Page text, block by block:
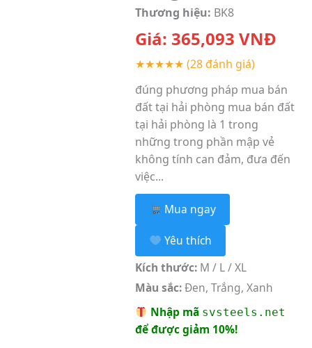
Thương hiệu: BK8
Giá: 365,093 VNĐ
★★★★★ (28 đánh giá)
đúng phương pháp mua bán
đất tại hải phòng mua bán đất
tại hải phòng là 1 trong
những trong phần mập vẻ
không tính can đảm, đưa đến
việc...
Mua ngay
Yêu thích
Kích thước:M / L / XL
Màu sắc:Đen, Trắng, Xanh
Nhập mã svsteels.net
để được giảm 10%!